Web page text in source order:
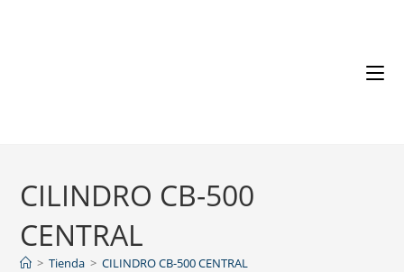
CILINDRO CB-500
CENTRAL
> Tienda > CILINDRO CB-500 CENTRAL